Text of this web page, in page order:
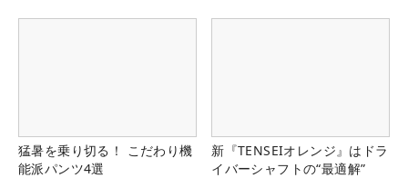
猛暑を乗り切る！ こだわり機
能派パンツ4選
新『TENSEIオレンジ』はドラ
イバーシャフトの“最適解”